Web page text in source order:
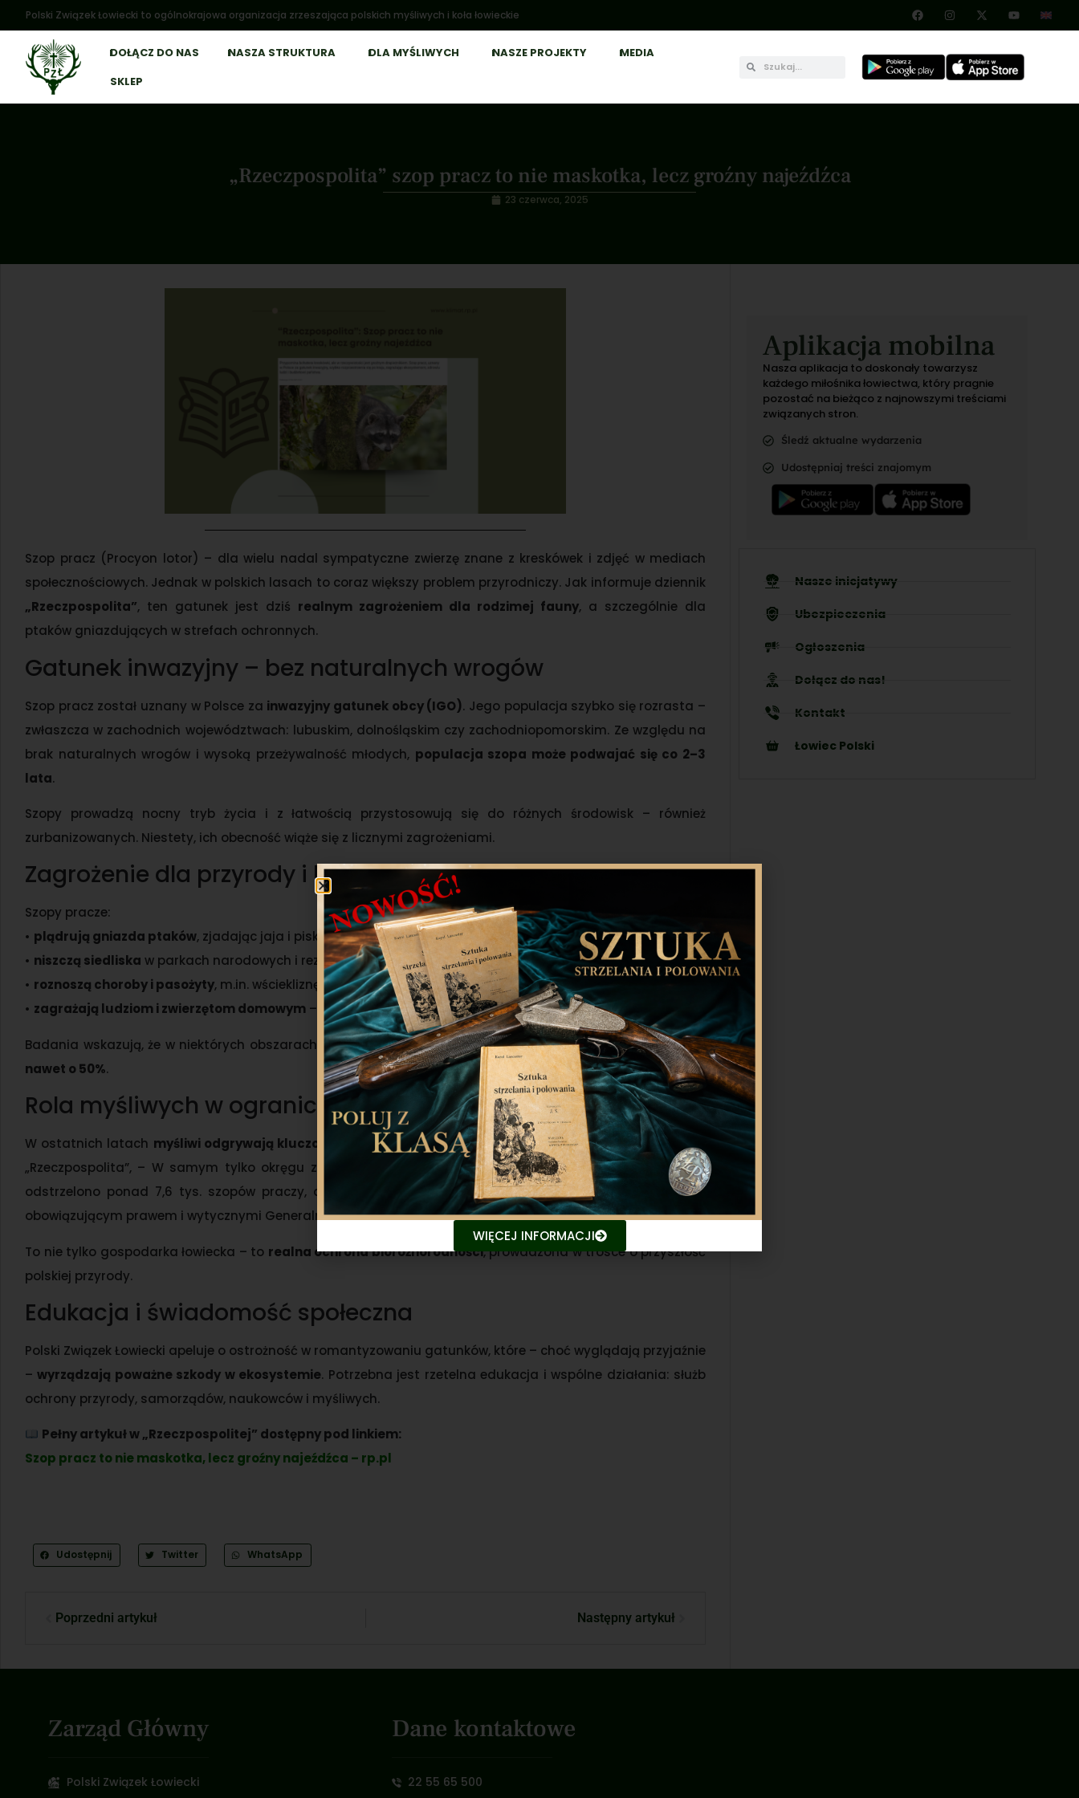
Polski Związek Łowiecki to ogólnokrajowa organizacja zrzeszająca polskich myśliwych i koła łowieckie
DOŁĄCZ DO NAS NASZA STRUKTURA DLA MYŚLIWYCH NASZE PROJEKTY
MEDIA
SKLEP
„Rzeczpospolita” szop pracz to nie maskotka, lecz groźny najeźdźca
23 czerwca, 2025
Szop pracz (Procyon lotor) – dla wielu nadal sympatyczne zwierzę znane z kreskówek i zdjęć w mediach
społecznościowych. Jednak w polskich lasach to coraz większy problem przyrodniczy. Jak informuje dziennik
„Rzeczpospolita”, ten gatunek jest dziś realnym zagrożeniem dla rodzimej fauny, a szczególnie dla
ptaków gniazdujących w strefach ochronnych.
Gatunek inwazyjny – bez naturalnych wrogów
Szop pracz został uznany w Polsce za inwazyjny gatunek obcy (IGO). Jego populacja szybko się rozrasta –
zwłaszcza w zachodnich województwach: lubuskim, dolnośląskim czy zachodniopomorskim. Ze względu na
brak naturalnych wrogów i wysoką przeżywalność młodych, populacja szopa może podwajać się co 2–3
lata.
Szopy prowadzą nocny tryb życia i z łatwością przystosowują się do różnych środowisk – również
zurbanizowanych. Niestety, ich obecność wiąże się z licznymi zagrożeniami.
Zagrożenie dla przyrody i ludzi
Szopy pracze:
• plądrują gniazda ptaków, zjadając jaja i pisklęta, także gatunków objętych ochroną,
• niszczą siedliska w parkach narodowych i rezerwatach,
• roznoszą choroby i pasożyty, m.in. wściekliznę i niebezpieczną glistę szopią (Baylisascaris procyonis),
• zagrażają ludziom i zwierzętom domowym – szczególnie tam, gdzie występują blisko zabudowań.
Badania wskazują, że w niektórych obszarach ich obecność może powodowaćspadek liczebności ptaków
nawet o 50%.
Rola myśliwych w ograniczaniu szkód
W ostatnich latach myśliwi odgrywają kluczową rolę w ograniczaniu populacji szopa pracza. Jak podaje
„Rzeczpospolita”, – W samym tylko okręgu zielonogórskim w ciągu trzech ostatnich sezonów łowieckich
odstrzelono ponad 7,6 tys. szopów praczy, a w Gorzowie Wlkp. ponad 3 tys. Działania te są zgodne z
obowiązującym prawem i wytycznymi Generalnej Dyrekcji Ochrony Środowiska.
To nie tylko gospodarka łowiecka – to realna ochrona bioróżnorodności, prowadzona w trosce o przyszłość
polskiej przyrody.
Edukacja i świadomość społeczna
Polski Związek Łowiecki apeluje o ostrożność w romantyzowaniu gatunków, które – choć wyglądają przyjaźnie
–wyrządzają poważne szkody w ekosystemie. Potrzebna jest rzetelna edukacja i wspólne działania: służb
ochrony przyrody, samorządów, naukowców i myśliwych.
Pełny artykuł w „Rzeczpospolitej” dostępny pod linkiem:
Szop pracz to nie maskotka, lecz groźny najeźdźca – rp.pl
Udostępnij Twitter WhatsApp
Poprzedni artykuł Następny artykuł
Aplikacja mobilna
Nasza aplikacja to doskonały towarzysz
każdego miłośnika łowiectwa, który pragnie
pozostać na bieżąco z najnowszymi treściami
związanych stron.
Śledź aktualne wydarzenia
Udostępniaj treści znajomym
Nasze inicjatywy
Ubezpieczenia
Ogłoszenia
Dołącz do nas!
Kontakt
Łowiec Polski
Zarząd Główny
Polski Związek Łowiecki
Dane kontaktowe
22 55 65 500
WIĘCEJ INFORMACJI